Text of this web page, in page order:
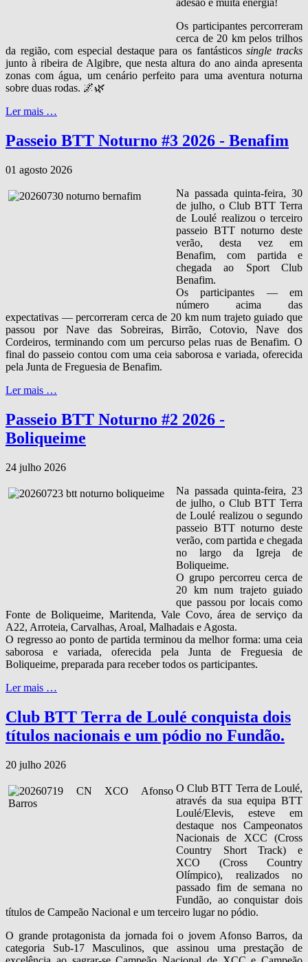
adesão e muita energia!
Os participantes percorreram
cerca de 20 km pelos trilhos
da região, com especial destaque para os fantásticossingle tracks
junto à ribeira de Algibre, que nesta altura do ano ainda apresenta
zonas com água, um cenário perfeito para uma aventura noturna
sobre duas rodas. 🌌🌿
Ler mais …
Passeio BTT Noturno #3 2026 - Benafim
01 agosto 2026
Na passada quinta‑feira, 30
de julho, o Club BTT Terra
de Loulé realizou o terceiro
passeio BTT noturno deste
verão, desta vez em
Benafim, com partida e
chegada ao Sport Club
Benafim.
Os participantes — em
número acima das
expectativas — percorreram cerca de 20 km num trajeto guiado que
passou por Nave das Sobreiras, Birrão, Cotovio, Nave dos
Cordeiros, terminando com um percurso pelas ruas de Benafim. O
final do passeio contou com uma ceia saborosa e variada, oferecida
pela Junta de Freguesia de Benafim.
Ler mais …
Passeio BTT Noturno #2 2026 -
Boliqueime
24 julho 2026
Na passada quinta‑feira, 23
de julho, o Club BTT Terra
de Loulé realizou o segundo
passeio BTT noturno deste
verão, com partida e chegada
no largo da Igreja de
Boliqueime.
O grupo percorreu cerca de
20 km num trajeto guiado
que passou por locais como
Fonte de Boliqueime, Maritenda, Vale Covo, área de serviço da
A22, Arroteia, Carvalhas, Aroal, Malhadais e Agosta.
O regresso ao ponto de partida terminou da melhor forma: uma ceia
saborosa e variada, oferecida pela Junta de Freguesia de
Boliqueime, preparada para receber todos os participantes.
Ler mais …
Club BTT Terra de Loulé conquista dois
títulos nacionais e um pódio no Fundão.
20 julho 2026
O Club BTT Terra de Loulé,
através da sua equipa BTT
Loulé/Elevis, esteve em
destaque nos Campeonatos
Nacionais de XCC (Cross
Country Short Track) e
XCO (Cross Country
Olímpico), realizados no
passado fim de semana no
Fundão, ao conquistar dois
títulos de Campeão Nacional e um terceiro lugar no pódio.
O grande protagonista da jornada foi o jovem Afonso Barros, da
categoria Sub‑17 Masculinos, que assinou uma prestação de